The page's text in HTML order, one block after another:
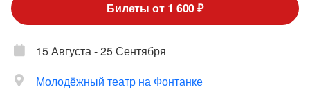
Билеты от 1 600 ₽
15 Августа - 25 Сентября
Молодёжный театр на Фонтанке